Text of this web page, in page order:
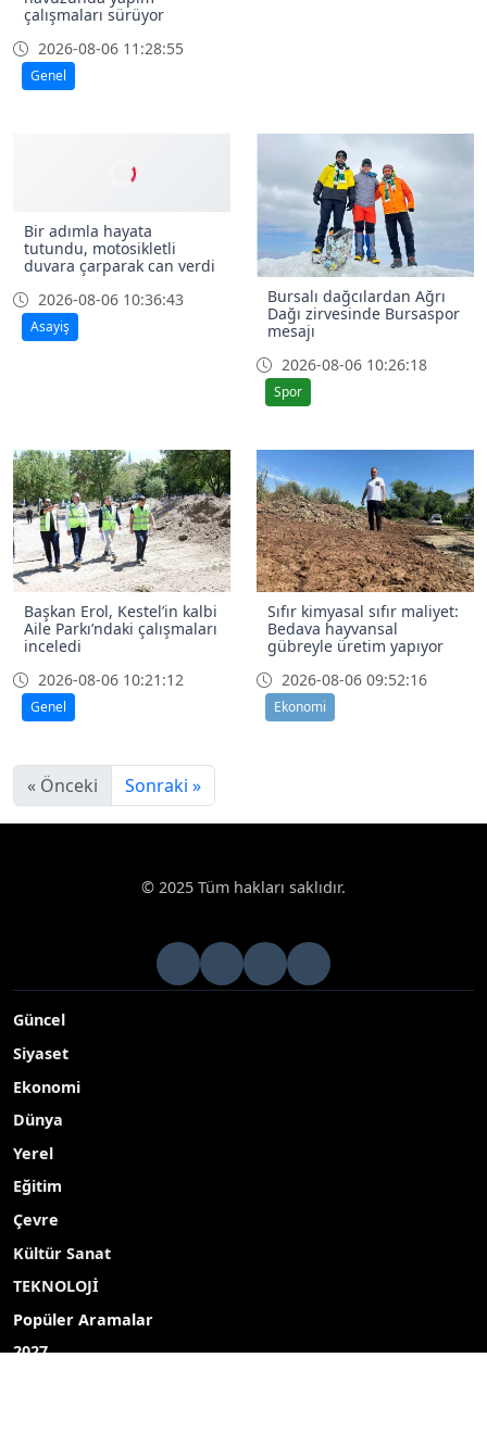
çalışmaları sürüyor
2026-08-06 11:28:55
Genel
Bir adımla hayata
tutundu, motosikletli
duvara çarparak can verdi
2026-08-06 10:36:43
Asayiş
Bursalı dağcılardan Ağrı
Dağı zirvesinde Bursaspor
mesajı
2026-08-06 10:26:18
Spor
Başkan Erol, Kestel’in kalbi
Aile Parkı’ndaki çalışmaları
inceledi
2026-08-06 10:21:12
Genel
Sıfır kimyasal sıfır maliyet:
Bedava hayvansal
gübreyle üretim yapıyor
2026-08-06 09:52:16
Ekonomi
« Önceki Sonraki »
© 2025 Tüm hakları saklıdır.
Güncel
Siyaset
Ekonomi
Dünya
Yerel
Eğitim
Çevre
Kültür Sanat
TEKNOLOJİ
Popüler Aramalar
2027